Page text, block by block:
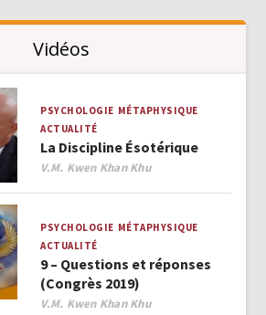
Vidéos
PSYCHOLOGIE MÉTAPHYSIQUE
ACTUALITÉ
La Discipline Ésotérique
Author
V.M. Kwen Khan Khu
PSYCHOLOGIE MÉTAPHYSIQUE
ACTUALITÉ
9 – Questions et réponses
(Congrès 2019)
Author
V.M. Kwen Khan Khu